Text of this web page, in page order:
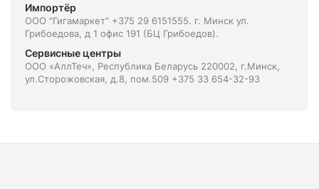
Импортёр
ООО "Гигамаркет" +375 29 6151555. г. Минск ул.
Грибоедова, д 1 офис 191 (БЦ Грибоедов).
Сервисные центры
ООО «АллТеч», Республика Беларусь 220002, г.Минск,
ул.Сторожовская, д.8, пом.509 +375 33 654-32-93